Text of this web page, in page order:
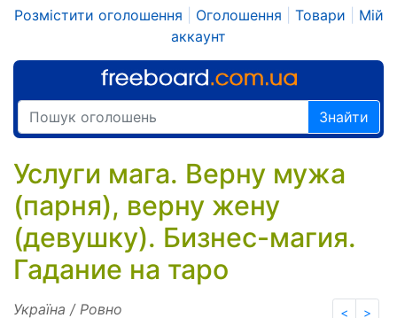
Розмістити оголошення Оголошення Товари
Мій
аккаунт
Знайти
Услуги мага. Верну мужа
(парня), верну жену
(девушку). Бизнес-магия.
Гадание на таро
< >
Україна / Ровно